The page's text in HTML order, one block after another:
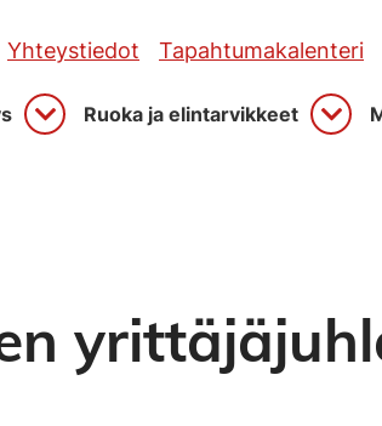
Yhteystiedot Tapahtumakalenteri
AvaaRuoka ja elintarvikkeet Avaa